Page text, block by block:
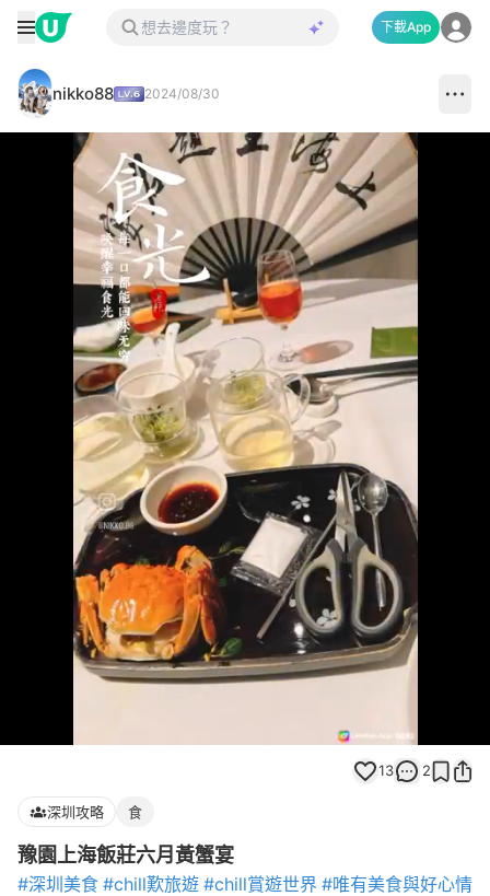
下載App
nikko88 2024/08/30
100.00%
13 2
深圳攻略 食
豫園上海飯莊六月黃蟹宴
#深圳美食 #chill歎旅遊 #chill賞遊世界 #唯有美食與好心情